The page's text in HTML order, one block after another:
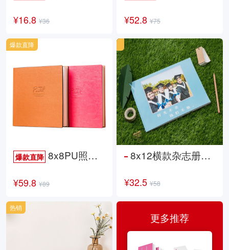
¥16.8 ¥36 ¥52.8 ¥75
爆款直降 8x8PU照片书NewLife
¥59.8 ¥89
爆款直降
8x12横款杂志册26p
¥32.5 ¥58
热销
更多推荐